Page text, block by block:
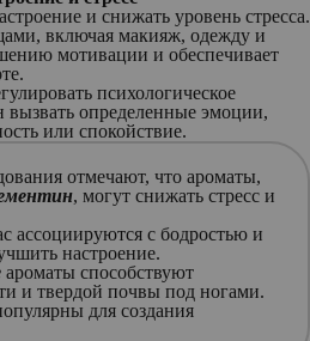
и снижать уровень стресса.
включая макияж, одежду и
мотивации и обеспечивает
психологическое
вызвать определенные эмоции,
или спокойствие.
отмечают, что ароматы,
, могут снижать стресс и
ассоциируются с бодростью и
настроение.
ароматы способствуют
и твердой почвы под ногами.
для создания